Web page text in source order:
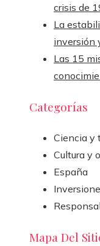
crisis de
La
inversión
Las 15
Categorías
Ciencia y
Cultura y
España
Mapa Del